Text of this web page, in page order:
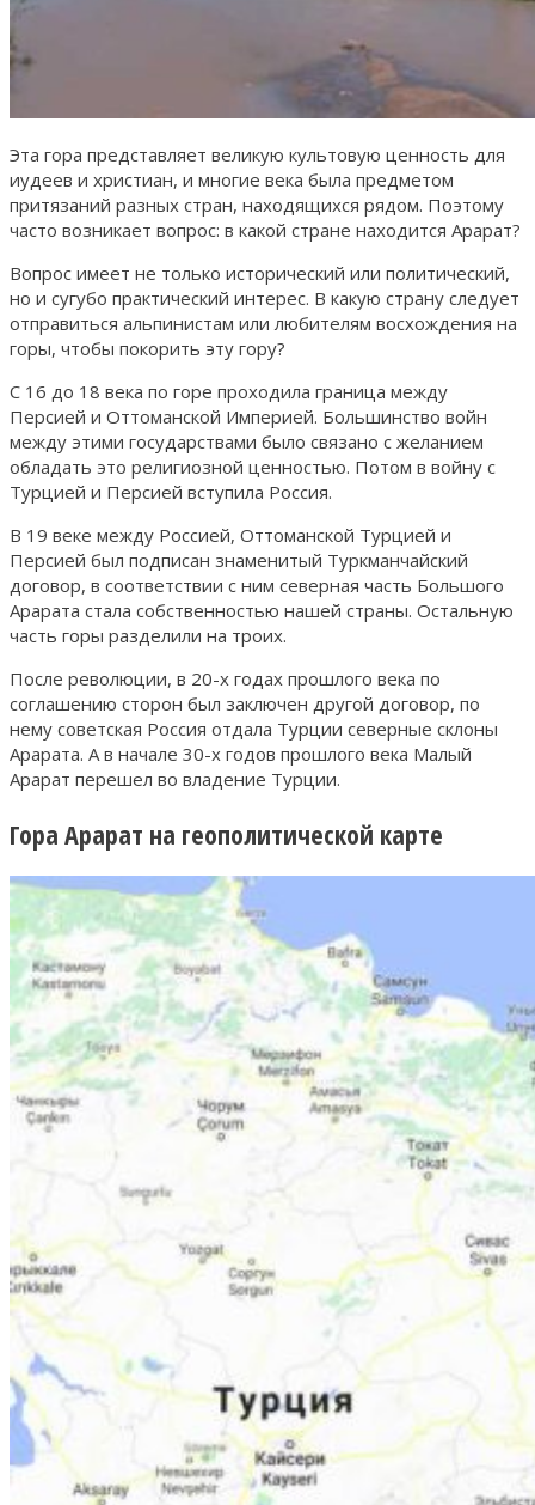
Эта гора представляет великую культовую ценность для
иудеев и христиан, и многие века была предметом
притязаний разных стран, находящихся рядом. Поэтому
часто возникает вопрос: в какой стране находится Арарат?
Вопрос имеет не только исторический или политический,
но и сугубо практический интерес. В какую страну следует
отправиться альпинистам или любителям восхождения на
горы, чтобы покорить эту гору?
С 16 до 18 века по горе проходила граница между
Персией и Оттоманской Империей. Большинство войн
между этими государствами было связано с желанием
обладать это религиозной ценностью. Потом в войну с
Турцией и Персией вступила Россия.
В 19 веке между Россией, Оттоманской Турцией и
Персией был подписан знаменитый Туркманчайский
договор, в соответствии с ним северная часть Большого
Арарата стала собственностью нашей страны. Остальную
часть горы разделили на троих.
После революции, в 20-х годах прошлого века по
соглашению сторон был заключен другой договор, по
нему советская Россия отдала Турции северные склоны
Арарата. А в начале 30-х годов прошлого века Малый
Арарат перешел во владение Турции.
Гора Арарат на геополитической карте